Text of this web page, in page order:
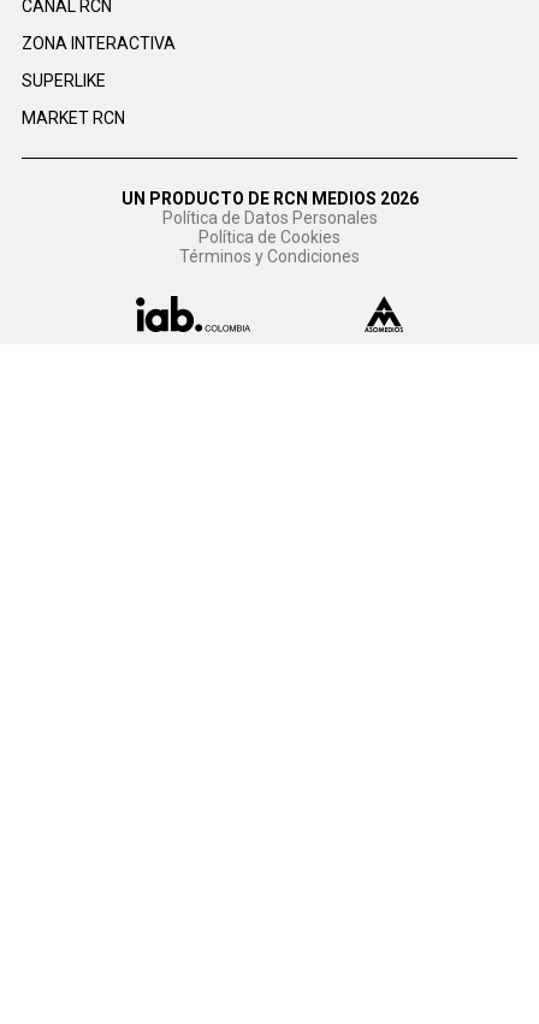
CANAL RCN
ZONA INTERACTIVA
SUPERLIKE
MARKET RCN
UN PRODUCTO DE RCN MEDIOS 2026
Política de Datos Personales
Política de Cookies
Términos y Condiciones